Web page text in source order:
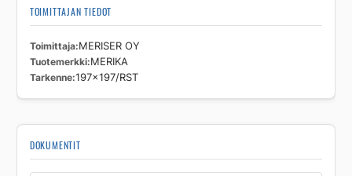
TOIMITTAJAN TIEDOT
Toimittaja MERISER OY
Tuotemerkki MERIKA
Tarkenne 197×197/RST
DOKUMENTIT